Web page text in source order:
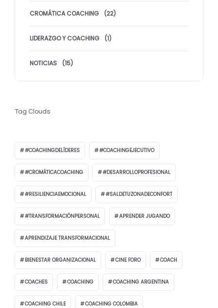
CROMÁTICA COACHING (22)
LIDERAZGO Y COACHING (1)
NOTICIAS (15)
Tag Clouds
#COACHINGDELÍDERES #COACHINGEJECUTIVO
#CROMÁTICACOACHING #DESARROLLOPROFESIONAL
#RESILIENCIAEMOCIONAL #SALDETUZONADECONFORT
#TRANSFORMACIÓNPERSONAL APRENDER JUGANDO
APRENDIZAJE TRANSFORMACIONAL
BIENESTAR ORGANIZACIONAL CINE FORO COACH
COACHES COACHING COACHING ARGENTINA
COACHING CHILE COACHING COLOMBIA